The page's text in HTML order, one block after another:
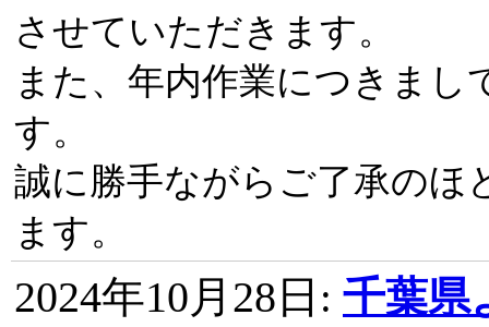
させていただきます。
また、年内作業につきまし
す。
誠に勝手ながらご了承のほ
ます。
2024年10月28日 : 千葉県